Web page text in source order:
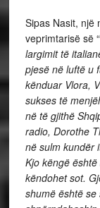
Sipas Nasit, një
veprimtarisë së
largimit të
pjesë në luftë u
kënduar Vlora,
sukses të
në të gjithë
radio, Dorothe
në sulm kundër
Kjo këngë
këndohet sot.
shumë është